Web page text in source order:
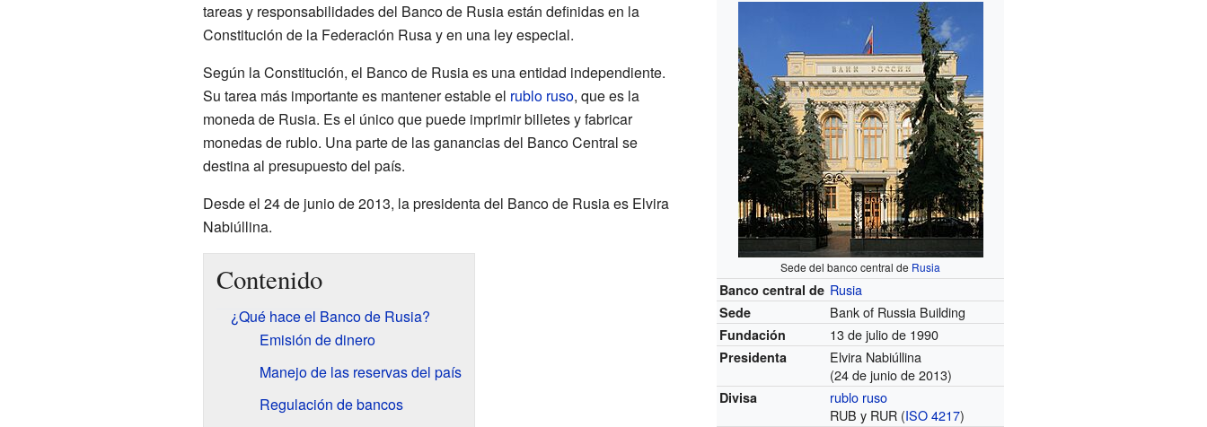
Sede del banco central de Rusia
Banco central de Rusia
Sede Bank of Russia Building
Fundación 13 de julio de 1990
Presidenta
Elvira Nabiúllina
(24 de junio de 2013)
Divisa
rublo ruso
RUB y RUR (ISO 4217)
tareas y responsabilidades del Banco de Rusia están definidas en la
Constitución de la Federación Rusa y en una ley especial.
Según la Constitución, el Banco de Rusia es una entidad independiente.
Su tarea más importante es mantener estable el rublo ruso, que es la
moneda de Rusia. Es el único que puede imprimir billetes y fabricar
monedas de rublo. Una parte de las ganancias del Banco Central se
destina al presupuesto del país.
Desde el 24 de junio de 2013, la presidenta del Banco de Rusia es Elvira
Nabiúllina.
Contenido
¿Qué hace el Banco de Rusia?
Emisión de dinero
Manejo de las reservas del país
Regulación de bancos